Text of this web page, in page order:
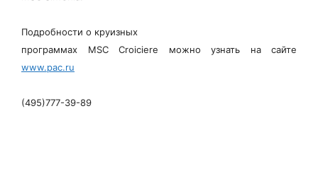
Подробности о круизных
программах MSC Croiciere можно узнать на сайте
www.pac.ru
(495)777-39-89